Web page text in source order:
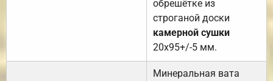
обрешётке из
строганой доски
камерной сушки
20х95+/-5 мм.
Минеральная вата